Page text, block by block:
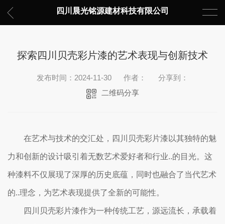
四川晨光铭源建材科技有限公司
探索四川贝壳彩片漆的艺术表现与创新技术
发布时间：2024-11-30 作者：
分享到：
二维码分享
在艺术与技术的交汇处，四川贝壳彩片漆以其独特的魅
力和创新的设计吸引着无数艺术爱好者和行业..的目光。这
种漆料不仅展现了深厚的历史底蕴，同时也融合了当代艺术
的..理念，为艺术表现提供了全新的可能性。
四川贝壳彩片漆作为一种传统工艺，源远流长，承载着